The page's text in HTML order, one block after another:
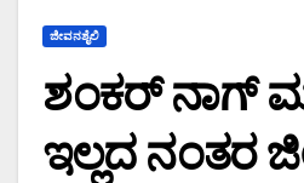
ಜೀವನಶೈಲಿ
ಶಂಕರ್ ನಾಗ್
ಇಲ್ಲದ ನಂತರ